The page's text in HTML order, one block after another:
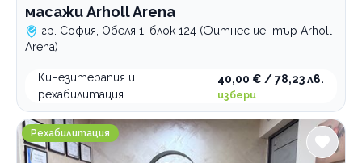
масажи Arholl Arena
гр. София, Обеля 1, блок 124 (Фитнес център Arholl
Arena)
Кинезитерапия и
рехабилитация
40,00 € / 78,23 лв.
избери
Масажно студио STHERAPY
Рехабилитация